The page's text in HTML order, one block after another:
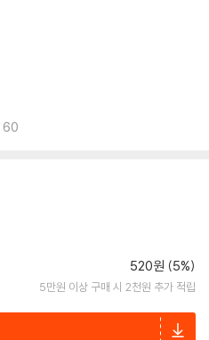
60
520원 (5%)
5만원 이상 구매 시 2천원 추가 적립